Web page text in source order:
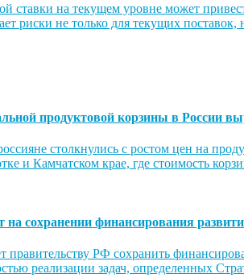
ставки на текущем уровне может
риски не только для текущих
продуктовой корзины в России
столкнулись с ростом цен на
и Камчатском крае, где стоимость
на сохранении финансирования
правительству РФ сохранить
реализации задач, определенных